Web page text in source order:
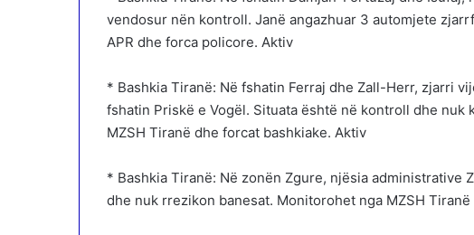
vendosur nën kontroll. Janë angazhuar 3 automjete
APR dhe forca policore. Aktiv
* Bashkia Tiranë: Në fshatin Ferraj dhe Zall-Herr, zjarri
fshatin Priskë e Vogël. Situata është në kontroll dhe nuk
MZSH Tiranë dhe forcat bashkiake. Aktiv
* Bashkia Tiranë: Në zonën Zgure, njësia administrative
dhe nuk rrezikon banesat. Monitorohet nga MZSH